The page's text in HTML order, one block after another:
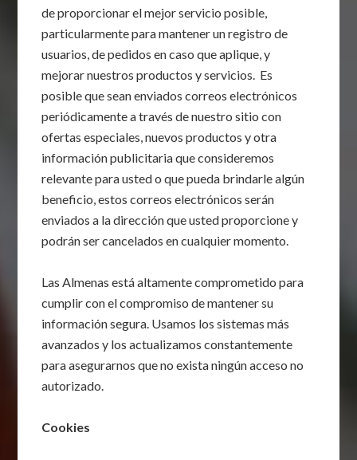
de proporcionar el mejor servicio posible,
particularmente para mantener un registro de
usuarios, de pedidos en caso que aplique, y
mejorar nuestros productos y servicios. Es
posible que sean enviados correos electrónicos
periódicamente a través de nuestro sitio con
ofertas especiales, nuevos productos y otra
información publicitaria que consideremos
relevante para usted o que pueda brindarle algún
beneficio, estos correos electrónicos serán
enviados a la dirección que usted proporcione y
podrán ser cancelados en cualquier momento.
Las Almenas está altamente comprometido para
cumplir con el compromiso de mantener su
información segura. Usamos los sistemas más
avanzados y los actualizamos constantemente
para asegurarnos que no exista ningún acceso no
autorizado.
Cookies